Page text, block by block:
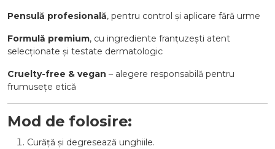
Pensulă profesională, pentru control și aplicare fără urme
Formulă premium, cu ingrediente franțuzești atent
selecționate și testate dermatologic
Cruelty-free & vegan – alegere responsabilă pentru
frumusețe etică
Mod de folosire:
Curăță și degresează unghiile.